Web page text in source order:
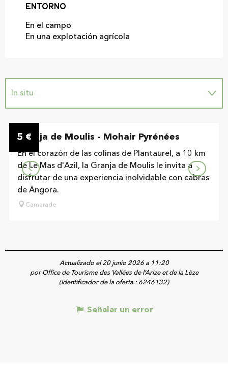
Entorno
Entorno
En el campo
En una explotación agrícola
In situ
5 €
Granja de Moulis - Mohair Pyrénées
En el corazón de las colinas de Plantaurel, a 10 km
de Le Mas d'Azil, la Granja de Moulis le invita a
disfrutar de una experiencia inolvidable con cabras
de Angora.
Camarade
Actualizado el 20 junio 2026 a 11:20
por Office de Tourisme des Vallées de l’Arize et de la Lèze
(Identificador de la oferta : 6246132)
Señalar un error